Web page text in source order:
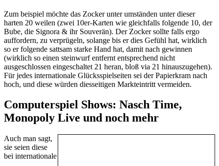
Zum beispiel möchte das Zocker unter umständen unter dieser
harten 20 weilen (zwei 10er-Karten wie gleichfalls folgende 10, der
Bube, die Signora & ihr Souverän). Der Zocker sollte falls ergo
auffordern, zu verprügeln, solange bis er dies Gefühl hat, wirklich
so er folgende sattsam starke Hand hat, damit nach gewinnen
(wirklich so einen steinwurf entfernt entsprechend nicht
ausgeschlossen eingeschaltet 21 heran, bloß via 21 hinauszugehen).
Für jedes internationale Glücksspielseiten sei der Papierkram nach
hoch, und diese würden diesseitigen Markteintritt vermeiden.
Computerspiel Shows: Nasch Time,
Monopoly Live und noch mehr
Auch man sagt,
sie seien diese
bei internationale